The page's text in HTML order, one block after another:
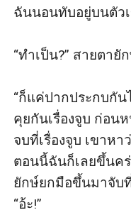
ฉันนอนทับอยู่บนตัว
“ทำเป็น?” สายตา
“ก็แค่ปากประกบกัน
คุยกันเรื่องจูบ ก่อน
จบที่เรื่องจูบ เขาหา
ตอนนี้ฉันก็เลยขึ้นค
ยักษ์ยกมือขึ้นมาจับ
“อ้ะ!”